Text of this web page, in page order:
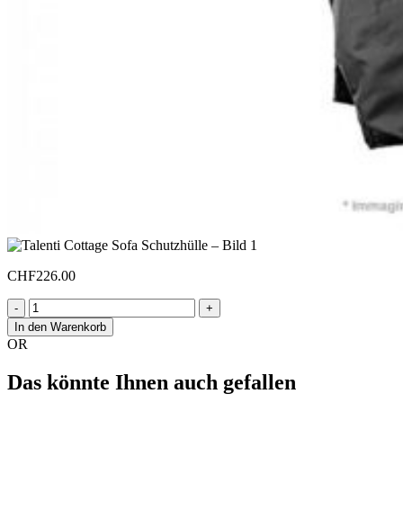
CHF226.00
-
+
In den Warenkorb
OR
Das könnte Ihnen auch gefallen